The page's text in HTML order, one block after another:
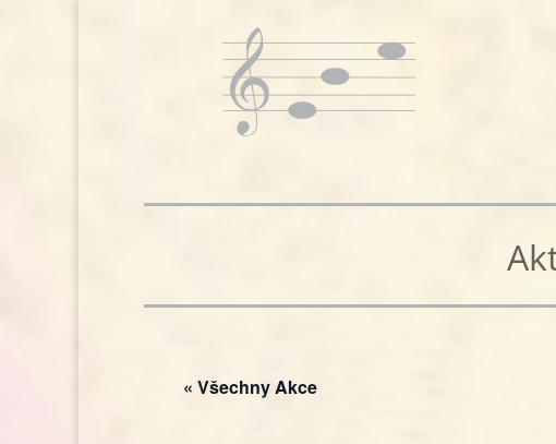
« Všechny Akce